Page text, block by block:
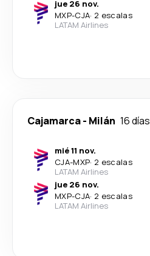
jue 26 nov.
MXP-CJA· 2 escalas
LATAM Airlines
Cajamarca- Milán 16 días
mié 11 nov.
CJA-MXP· 2 escalas
LATAM Airlines
jue 26 nov.
MXP-CJA· 2 escalas
LATAM Airlines